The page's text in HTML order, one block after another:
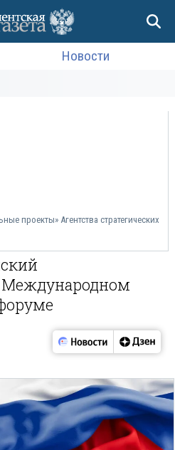
Новости
проекты» Агентства стратегических
Международном